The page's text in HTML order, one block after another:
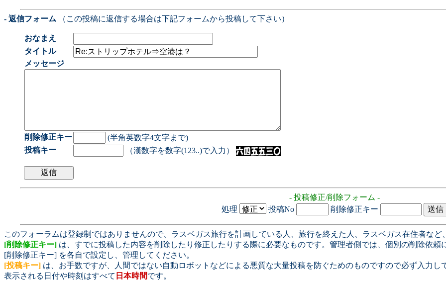
- 返信フォーム （この投稿に返信する場合は下記フォームから投稿して下さい）
おなまえ
タイトル
メッセージ
削除修正キー
(半角英数字4文字まで)
投稿キー
（漢数字を数字(123..)で入力）
- 投稿修正/削除フォーム -
処理
投稿No 削除修正キー
このフォーラムは登録制ではありませんので、ラスベガス旅行を計画している人、旅行を終えた人、ラスベガス在住者な
[削除修正キー] は、すでに投稿した内容を削除したり修正したりする際に必要なものです。管理者側では、個別の削除依
[削除修正キー] を各自で設定し、管理してください。
[投稿キー] は、お手数ですが、人間ではない自動ロボットなどによる悪質な大量投稿を防ぐためのものですので必ず入力し
表示される日付や時刻はすべて 日本時間です。